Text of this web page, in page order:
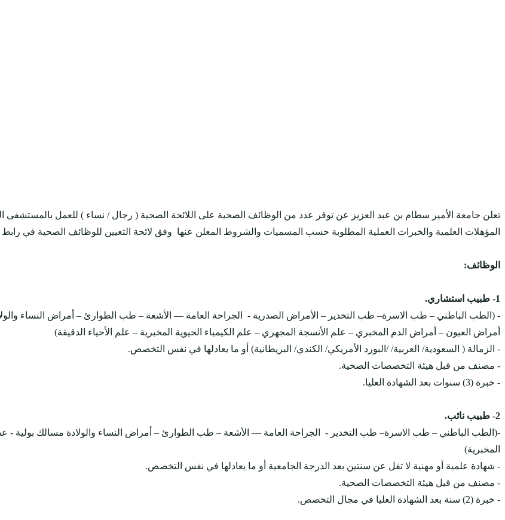
تعلن جامعة الأمير سطام بن عبد العزيز عن توفر عدد من الوظائف الصحية على اللائحة الصحية ( رجال / نساء ) للعمل
المؤهلات العلمية والخبرات العملية المطلوبة حسب المسميات والشروط المعلن عنها وفق لائحة التعيين للوظائف الصحية في رابط
الوظائف:
1- طبيب استشاري.
- (الطب الباطني – طب الاسرة– طب التخدير – الأمراض الصدرية - الجراحة العامة –– الأشعة – طب الطوارئ – أمراض النساء
أمراض العيون – أمراض الدم المخبري – علم الأنسجة المجهري – علم الكيمياء الحيوية المخبرية – علم الأحياء الدقيقة)
- الزمالة ( السعودية/ العربية/ /البورد الأمريكي/ الكندي/ البريطانية) أو ما يعادلها في نفس التخصص.
- مصنف من قبل هيئة التخصصات الصحية.
- خبرة (3) سنوات بعد الشهادة العليا.
2- طبيب نائب.
-(الطب الباطني – طب الاسرة– طب التخدير - الجراحة العامة –– الأشعة – طب الطوارئ – أمراض النساء والولادة مسالك بولية -
المخبرية)
- شهادة علمية أو مهنية لا تقل عن سنتين بعد الدرجة الجامعية أو ما يعادلها في نفس التخصص.
- مصنف من قبل هيئة التخصصات الصحية.
- خبرة (2) سنة بعد الشهادة العليا في مجال التخصص.